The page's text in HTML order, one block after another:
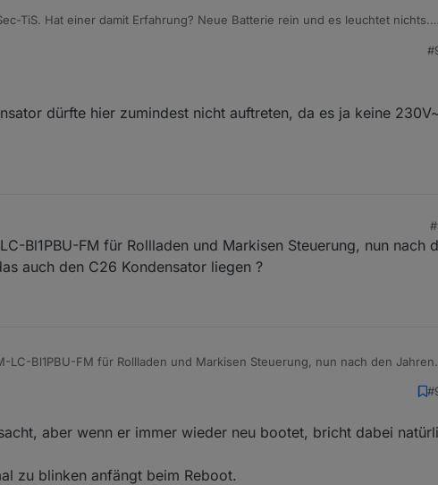
TiS. Hat einer damit Erfahrung? Neue Batterie rein und es leuchtet nichts.
dürfte hier zumindest nicht auftreten, da es ja keine 230V~
Bl1PBU-FM für Rollladen und Markisen Steuerung, nun nach
auch den C26 Kondensator liegen ?
aber wenn er immer wieder neu bootet, bricht dabei
zu blinken anfängt beim Reboot.